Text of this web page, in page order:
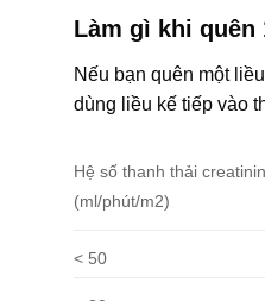
Làm gì khi quên
Nếu bạn quên một
dùng liều kế tiếp vào
Hệ số thanh thải creatinin
(ml/phút/m2)
< 50